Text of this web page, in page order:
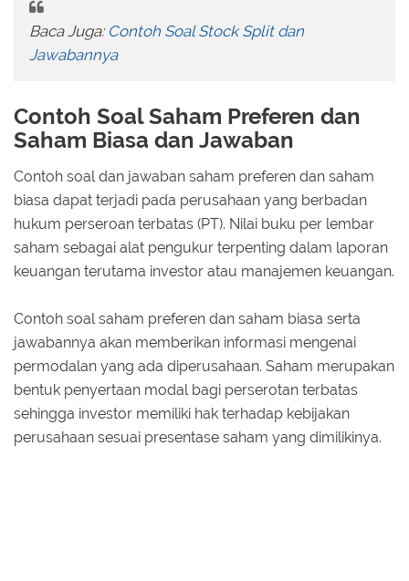
Baca Juga: Contoh Soal Stock Split dan
Jawabannya
Contoh Soal Saham Preferen dan
Saham Biasa dan Jawaban
Contoh soal dan jawaban saham preferen dan saham
biasa dapat terjadi pada perusahaan yang berbadan
hukum perseroan terbatas (PT). Nilai buku per lembar
saham sebagai alat pengukur terpenting dalam laporan
keuangan terutama investor atau manajemen keuangan.
Contoh soal saham preferen dan saham biasa serta
jawabannya akan memberikan informasi mengenai
permodalan yang ada diperusahaan. Saham merupakan
bentuk penyertaan modal bagi perserotan terbatas
sehingga investor memiliki hak terhadap kebijakan
perusahaan sesuai presentase saham yang dimilikinya.